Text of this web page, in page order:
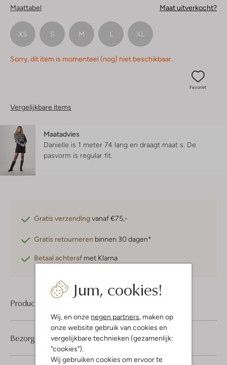
Jum, cookies!
Wij, en onze negen partners, maken op
onze website gebruik van cookies en
vergelijkbare technieken (gezamenlijk:
"cookies").
Wij gebruiken cookies om ervoor te
Maattabel Maat uitverkocht?
XS S M L XL
Sorry, dit item is momenteel (nog) niet beschikbaar.
Favoriet
Vergelijkbare items
Maatadvies
Danielle is 1 meter 74 lang en draagt maat s. De
pasvorm is regular fit
Gratis verzendingvanaf €75,-
Gratis retourneren binnen 30 dagen*
Betaal achteraf met Klarna
Product informatie
Bezorgen & retourneren